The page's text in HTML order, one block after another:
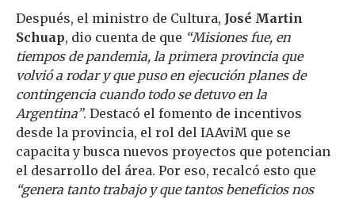
Después, el ministro de Cultura, José Martin
Schuap, dio cuenta de que “Misiones fue, en
tiempos de pandemia, la primera provincia que
volvió a rodar y que puso en ejecución planes de
contingencia cuando todo se detuvo en la
Argentina”. Destacó el fomento de incentivos
desde la provincia, el rol del IAAviM que se
capacita y busca nuevos proyectos que potencian
el desarrollo del área. Por eso, recalcó esto que
“genera tanto trabajo y que tantos beneficios nos